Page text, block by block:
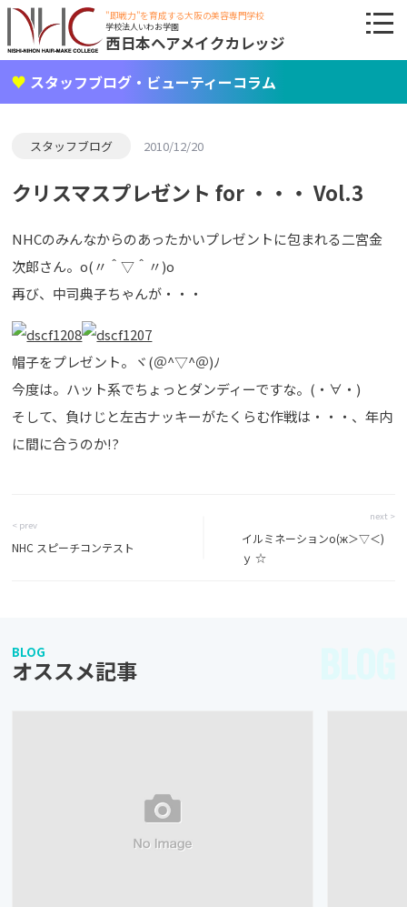
"即戦力"を育成する大阪の美容専門学校
学校法人いわお学園
西日本ヘアメイクカレッジ
スタッフブログ・ビューティーコラム
スタッフブログ 2010/12/20
クリスマスプレゼント for ・・・ Vol.3
NHCのみんなからのあったかいプレゼントに包まれる二宮金
次郎さん。o(〃＾▽＾〃)o
再び、中司典子ちゃんが・・・
帽子をプレゼント。ヾ(＠^▽^＠)ﾉ
今度は。ハット系でちょっとダンディーですな。(・∀・)
そして、負けじと左古ナッキーがたくらむ作戦は・・・、年内
に間に合うのか!?
< prev
NHC スピーチコンテスト
next >
イルミネーションо(ж＞▽＜)
ｙ ☆
BLOG
オススメ記事